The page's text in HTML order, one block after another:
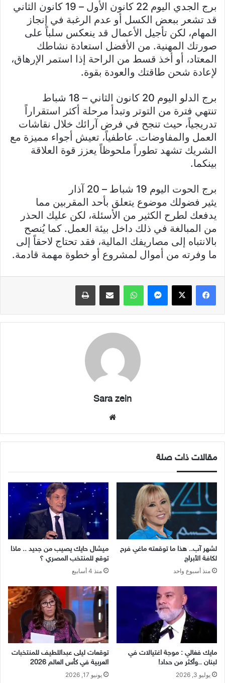
برج الجدي اليوم 22 كانون الأول – 19 كانون الثاني
قد تشعر ببعض الكسل أو عدم الرغبة في إنجاز
المهام، لكن تأجيل الأعمال قد ينعكس سلباً على
صورتك المهنية. من الأفضل استعادة نشاطك
المعتاد، أو أخذ قسط من الراحة إذا استمر الإرهاق،
لإعادة شحن طاقتك والعودة بقوة.
برج الدلو اليوم 20 كانون الثاني – 18 شباط
تنتهي فترة من التوتر وتبدأ مرحلة أكثر استقراراً
تدريجياً، حيث تنجح في فرض آرائك خلال نقاشات
العمل والمفاوضات. عاطفياً، تعيش أجواء مميزة مع
الشريك تشهد تطوراً ملحوظاً يعزز قوة العلاقة
بينكما.
برج الحوت اليوم 19 شباط – 20 آذار
يثير فضولك موضوع يتعلق بأحد المقربين مما
يدفعك لطرح الكثير من الأسئلة، لكن عليك الحذر
من المبالغة في ذلك داخل بيئة العمل. كما يُنصح
بالانتباه إلى مصاريفك المالية، فقد تحتاج لاحقاً إلى
ما وفرته من أموال لمشروع أو خطوة مهمة قادمة.
فيسبوك X ماسنجر واتساب مشاركة عبر البريد طباعة
Sara zein
مقالات ذات صلة
لشهر آب.. هذا ما توقعته ماغي فرح
لكافة الأبراج
منذ أسبوع واحد
ميشال حايك يصيب من جديد .. ماذا
توقع للمنتخب المصري ؟
منذ 4 أسابيع
مايك فغالي : موجة اغتيالات في
لبنان ..وأكثر من حداد!
يوليو 3, 2026
توقعات ليلى عبداللطيف للمنتخبات
العربية في كأس العالم 2026
يونيو 17, 2026